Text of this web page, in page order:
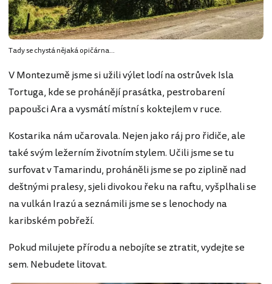
Tady se chystá nějaká opičárna...
V Montezumě jsme si užili výlet lodí na ostrůvek Isla
Tortuga, kde se prohánějí prasátka, pestrobarení
papoušci Ara a vysmátí místní s koktejlem v ruce.
Kostarika nám učarovala. Nejen jako ráj pro řidiče, ale
také svým ležerním životním stylem. Učili jsme se tu
surfovat v Tamarindu, proháněli jsme se po ziplině nad
deštnými pralesy, sjeli divokou řeku na raftu, vyšplhali se
na vulkán Irazú a seznámili jsme se s lenochody na
karibském pobřeží.
Pokud milujete přírodu a nebojíte se ztratit, vydejte se
sem. Nebudete litovat.